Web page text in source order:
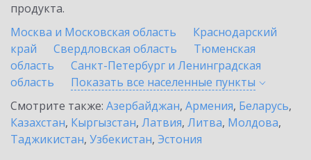
продукта.
Москва и Московская область
Краснодарский
край
Свердловская область
Тюменская
область
Санкт-Петербург и Ленинградская
область
Показать все населенные пункты
Смотрите также: Азербайджан, Армения, Беларусь,
Казахстан, Кыргызстан, Латвия, Литва, Молдова,
Таджикистан, Узбекистан, Эстония